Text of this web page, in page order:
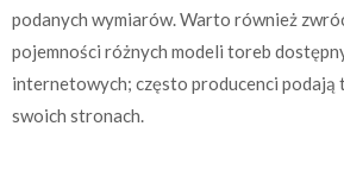
podanych wymiarów. Warto również
pojemności różnych modeli toreb
internetowych; często producenci podają
swoich stronach.